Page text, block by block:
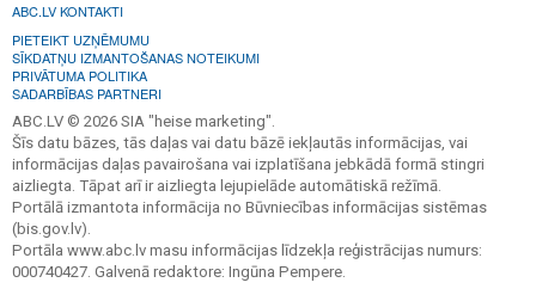
ABC.LV KONTAKTI
PIETEIKT UZŅĒMUMU
SĪKDATŅU IZMANTOŠANAS NOTEIKUMI
PRIVĀTUMA POLITIKA
SADARBĪBAS PARTNERI
ABC.LV © 2026 SIA "heise marketing".
Šīs datu bāzes, tās daļas vai datu bāzē iekļautās informācijas, vai
informācijas daļas pavairošana vai izplatīšana jebkādā formā stingri
aizliegta. Tāpat arī ir aizliegta lejupielāde automātiskā režīmā.
Portālā izmantota informācija no Būvniecības informācijas sistēmas
(bis.gov.lv).
Portāla www.abc.lv masu informācijas līdzekļa reģistrācijas numurs:
000740427. Galvenā redaktore: Ingūna Pempere.